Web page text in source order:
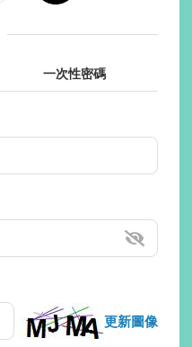
一次性密碼
更新圖像